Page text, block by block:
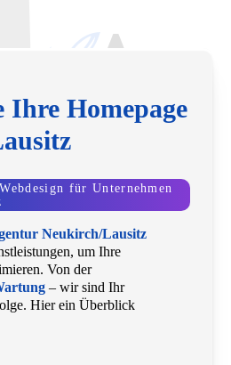
Ihre Homepage
für Unternehmen
Neukirch/Lausitz
um Ihre
Von der
– wir sind Ihr
Hier ein Überblick